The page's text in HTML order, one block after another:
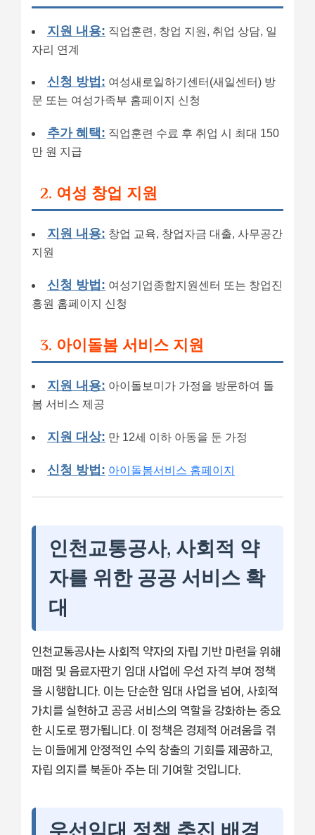
지원 내용: 직업훈련, 창업 지원, 취업 상담, 일
자리 연계
신청 방법: 여성새로일하기센터(새일센터) 방
문 또는 여성가족부 홈페이지 신청
추가 혜택: 직업훈련 수료 후 취업 시 최대 150
만 원 지급
2. 여성 창업 지원
지원 내용: 창업 교육, 창업자금 대출, 사무공간
지원
신청 방법: 여성기업종합지원센터 또는 창업진
흥원 홈페이지 신청
3. 아이돌봄 서비스 지원
지원 내용: 아이돌보미가 가정을 방문하여 돌
봄 서비스 제공
지원 대상: 만 12세 이하 아동을 둔 가정
신청 방법: 아이돌봄서비스 홈페이지
인천교통공사, 사회적 약
자를 위한 공공 서비스 확
대
인천교통공사는 사회적 약자의 자립 기반 마련을 위해
매점 및 음료자판기 임대 사업에 우선 자격 부여 정책
을 시행합니다. 이는 단순한 임대 사업을 넘어, 사회적
가치를 실현하고 공공 서비스의 역할을 강화하는 중요
한 시도로 평가됩니다. 이 정책은 경제적 어려움을 겪
는 이들에게 안정적인 수익 창출의 기회를 제공하고,
자립 의지를 북돋아 주는 데 기여할 것입니다.
우선임대 정책 추진 배경